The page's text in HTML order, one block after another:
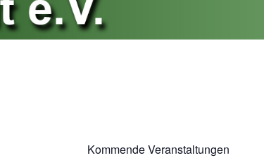
Kommende Veranstaltungen